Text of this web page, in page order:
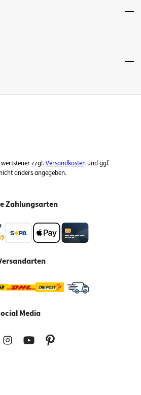
zzgl.Versandkosten und ggf.
anders angegeben.
Zahlungsarten
Media